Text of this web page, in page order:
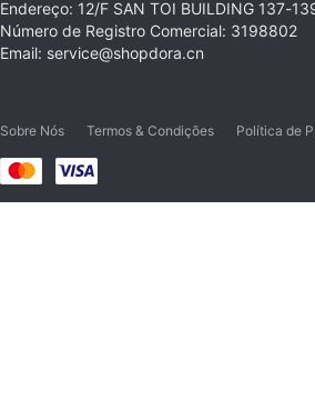
Endereço: 12/F SAN TOI BUILDING 137-
Número de Registro Comercial: 3198802
Email: service@shopdora.cn
Sobre Nós Termos & Condições Política de